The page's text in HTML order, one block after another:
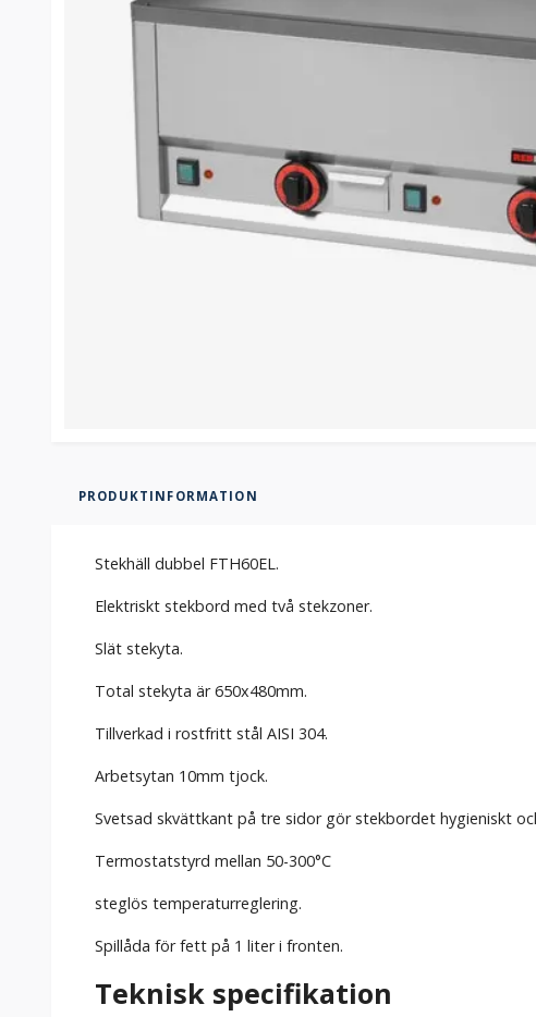
PRODUKTINFORMATION
Stekhäll dubbel FTH60EL.
Elektriskt stekbord med två stekzoner.
Slät stekyta.
Total stekyta är 650x480mm.
Tillverkad i rostfritt stål AISI 304.
Arbetsytan 10mm tjock.
Svetsad skvättkant på tre sidor gör stekbordet hygieniskt
Termostatstyrd mellan 50-300°C
steglös temperaturreglering.
Spillåda för fett på 1 liter i fronten.
Teknisk specifikation